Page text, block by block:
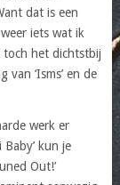
dat is een
iets wat ik
toch het dichtstbij
‘Isms’ en de
werk er
kun je
Out!’